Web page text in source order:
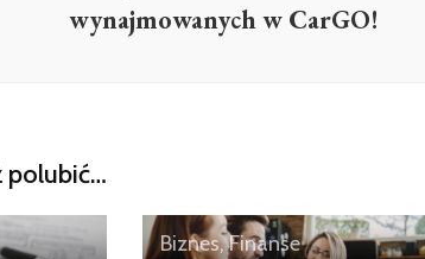
wynajmowanych w CarGO!
polubić…
Biznes, Finanse